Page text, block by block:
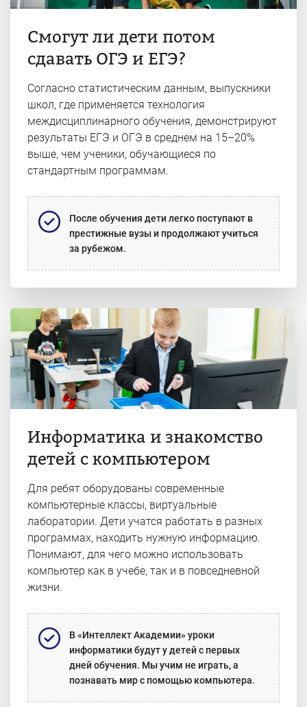
Смогут ли дети потом
сдавать ОГЭ и ЕГЭ?
Согласно статистическим данным, выпускники
школ, где применяется технология
междисциплинарного обучения, демонстрируют
результаты ЕГЭ и ОГЭ в среднем на 15–20%
выше, чем ученики, обучающиеся по
стандартным программам.
После обучения дети легко поступают в
престижные вузы и продолжают учиться
за рубежом.
Информатика и знакомство
детей с компьютером
Для ребят оборудованы современные
компьютерные классы, виртуальные
лаборатории. Дети учатся работать в разных
программах, находить нужную информацию.
Понимают, для чего можно использовать
компьютер как в учебе, так и в повседневной
жизни.
В «Интеллект Академии» уроки
информатики будут у детей с первых
дней обучения. Мы учим не играть, а
познавать мир с помощью компьютера.